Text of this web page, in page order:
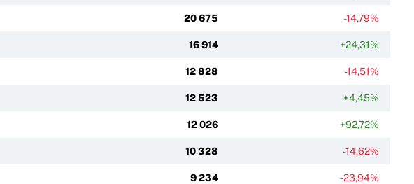
20 675 -14,79%
16 914 +24,31%
12 828 -14,51%
12 523 +4,45%
12 026 +92,72%
10 328 -14,62%
9 234 -23,94%